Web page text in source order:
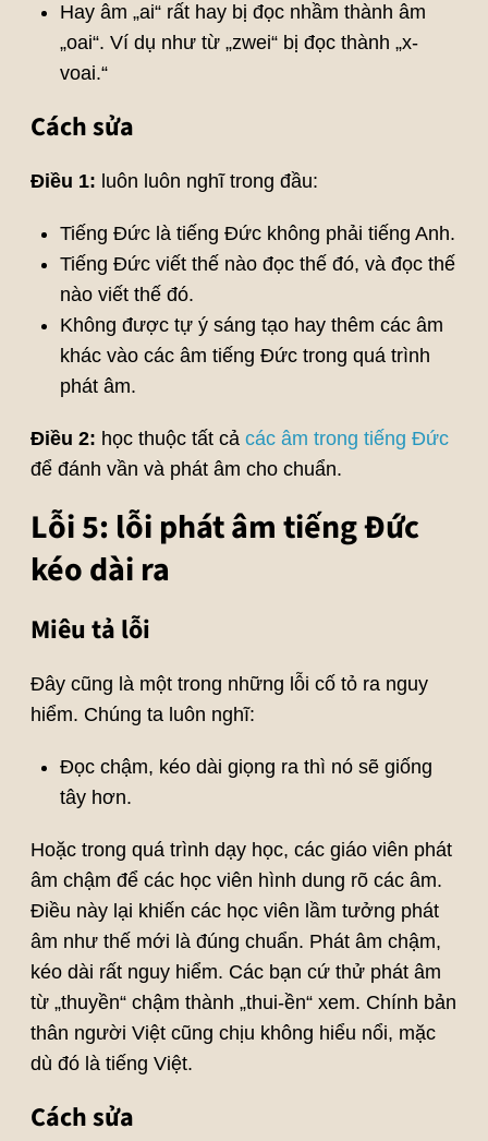
Hay âm „ai“ rất hay bị đọc nhầm thành âm
„oai“. Ví dụ như từ „zwei“ bị đọc thành „x-
voai.“
Cách sửa
Điều 1: luôn luôn nghĩ trong đầu:
Tiếng Đức là tiếng Đức không phải tiếng Anh.
Tiếng Đức viết thế nào đọc thế đó, và đọc thế
nào viết thế đó.
Không được tự ý sáng tạo hay thêm các âm
khác vào các âm tiếng Đức trong quá trình
phát âm.
Điều 2: học thuộc tất cả các âm trong tiếng Đức
để đánh vần và phát âm cho chuẩn.
Lỗi 5: lỗi phát âm tiếng Đức
kéo dài ra
Miêu tả lỗi
Đây cũng là một trong những lỗi cố tỏ ra nguy
hiểm. Chúng ta luôn nghĩ:
Đọc chậm, kéo dài giọng ra thì nó sẽ giống
tây hơn.
Hoặc trong quá trình dạy học, các giáo viên phát
âm chậm để các học viên hình dung rõ các âm.
Điều này lại khiến các học viên lầm tưởng phát
âm như thế mới là đúng chuẩn. Phát âm chậm,
kéo dài rất nguy hiểm. Các bạn cứ thử phát âm
từ „thuyền“ chậm thành „thui-ền“ xem. Chính bản
thân người Việt cũng chịu không hiểu nổi, mặc
dù đó là tiếng Việt.
Cách sửa